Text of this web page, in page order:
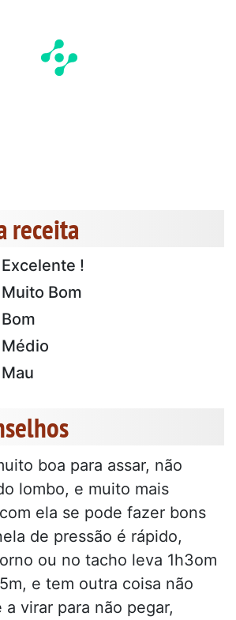
receita
Excelente !
Muito Bom
Bom
Médio
Mau
boa para assar, não
lombo, e muito mais
ela se pode fazer bons
de pressão é rápido,
ou no tacho leva 1h3om
e tem outra coisa não
a virar para não pegar,